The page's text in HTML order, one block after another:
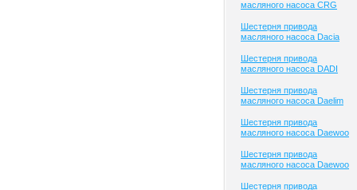
масляного насоса CRG
Шестерня привода
масляного насоса Dacia
Шестерня привода
масляного насоса DADI
Шестерня привода
масляного насоса Daelim
Шестерня привода
масляного насоса Daewoo
Шестерня привода
масляного насоса Daewoo
Шестерня привода